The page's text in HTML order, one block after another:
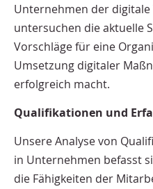
Unternehmen der
untersuchen die aktuelle
Vorschläge für eine
Umsetzung digitaler
erfolgreich macht.
Qualifikationen und
Unsere Analyse von
in Unternehmen befasst
die Fähigkeiten der